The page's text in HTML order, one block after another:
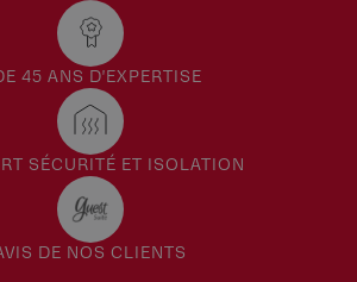
45 ANS D'EXPERTISE
SÉCURITÉ ET ISOLATION
DE NOS CLIENTS